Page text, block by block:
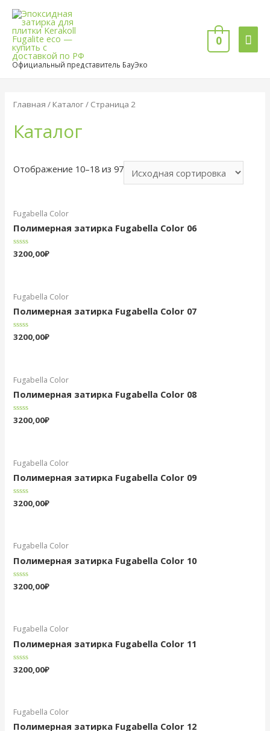
Официальный представитель БауЭко
0
Главная / Каталог/ Страница 2
Каталог
Отображение 10–18 из 97
Fugabella Color
Полимерная затирка Fugabella Color 06
Оценка
3200,00₽
Fugabella Color
Полимерная затирка Fugabella Color 07
Оценка
0
3200,00₽
Fugabella Color
Полимерная затирка Fugabella Color 08
Оценка
0
3200,00₽
Fugabella Color
Полимерная затирка Fugabella Color 09
Оценка
0
3200,00₽
Fugabella Color
Полимерная затирка Fugabella Color 10
Оценка
0
3200,00₽
Fugabella Color
Полимерная затирка Fugabella Color 11
Оценка
0
3200,00₽
Fugabella Color
Полимерная затирка Fugabella Color 12